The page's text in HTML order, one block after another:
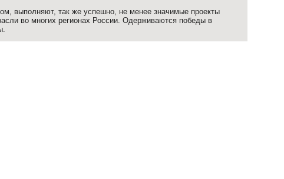
выполняют, так же успешно, не менее значимые проекты
во многих регионах России. Одерживаются победы в